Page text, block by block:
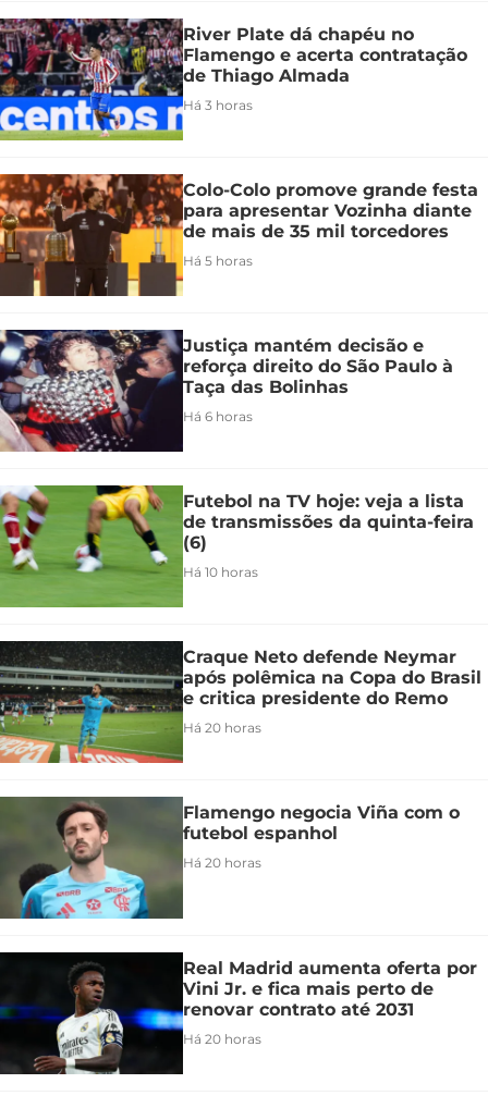
River Plate dá chapéu no
Flamengo e acerta contratação
de Thiago Almada
Há 3 horas
Colo-Colo promove grande festa
para apresentar Vozinha diante
de mais de 35 mil torcedores
Há 5 horas
Justiça mantém decisão e
reforça direito do São Paulo à
Taça das Bolinhas
Há 6 horas
Futebol na TV hoje: veja a lista
de transmissões da quinta-feira
(6)
Há 10 horas
Craque Neto defende Neymar
após polêmica na Copa do Brasil
e critica presidente do Remo
Há 20 horas
Flamengo negocia Viña com o
futebol espanhol
Há 20 horas
Real Madrid aumenta oferta por
Vini Jr. e fica mais perto de
renovar contrato até 2031
Há 20 horas